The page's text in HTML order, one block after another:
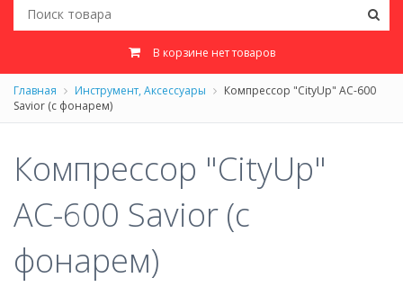
В корзине нет товаров
Главная Инструмент, Аксессуары
Компрессор "CityUp" АС-600
Savior (с фонарем)
Компрессор "CityUp"
АС-600 Savior (с
фонарем)